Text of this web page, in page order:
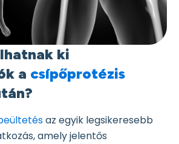
ki
a csípőprotézis
az egyik legsikeresebb
amely jelentős